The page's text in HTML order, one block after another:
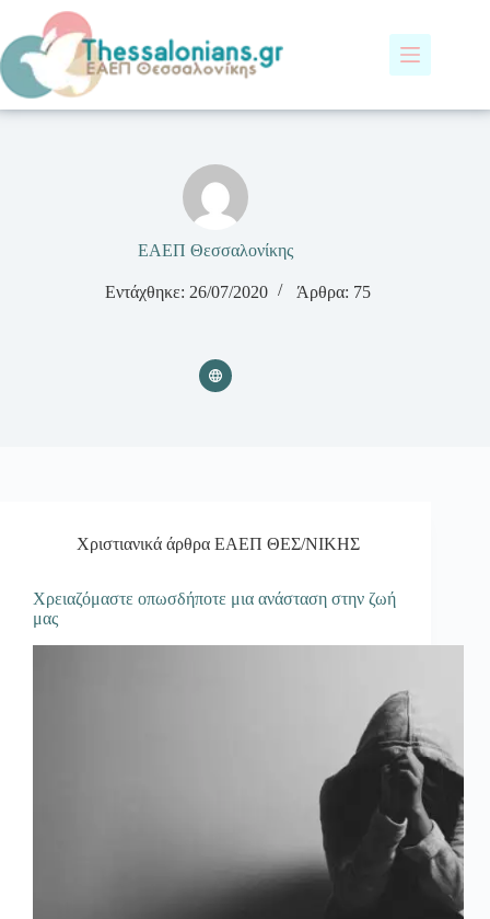
Μετάβαση
περιεχόμενο
ΕΑΕΠ Θεσσαλονίκης
Εντάχθηκε: 26/07/2020 Άρθρα: 75
Χριστιανικά άρθρα ΕΑΕΠ ΘΕΣ/ΝΙΚΗΣ
Χρειαζόμαστε οπωσδήποτε μια ανάσταση στην ζωή
μας